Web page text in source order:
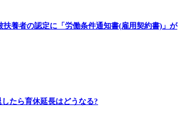
扶養者の認定に「労働条件通知書(雇用契約書)」が
したら育休延長はどうなる?